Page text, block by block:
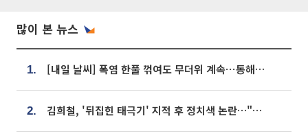
많이 본 뉴스
1. [내일 날씨] 폭염 한풀 꺾여도 무더위 계속⋯동해안 이틀 연속 비
2. 김희철, '뒤집힌 태극기' 지적 후 정치색 논란…"좌우 떠나 우리나라 국기"